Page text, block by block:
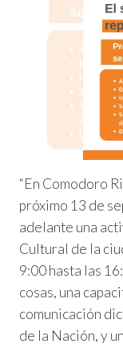
“En Comodoro
próximo 13 de
adelante una
Cultural de la
9:00 hasta las
cosas, una
comunicación
de la Nación, y